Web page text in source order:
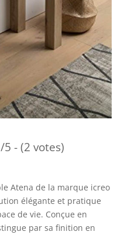
5 - (2 votes)
Atena de la marque icreo
élégante et pratique
de vie. Conçue en
par sa finition en